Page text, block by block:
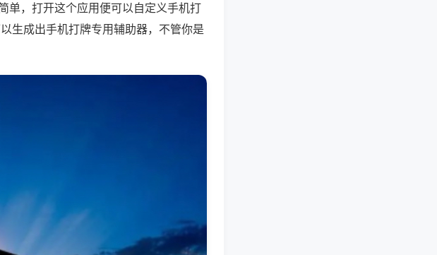
单，打开这个应用便可以自定义手机打
生成出手机打牌专用辅助器，不管你是